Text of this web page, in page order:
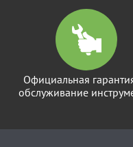
Официальная
обслуживание